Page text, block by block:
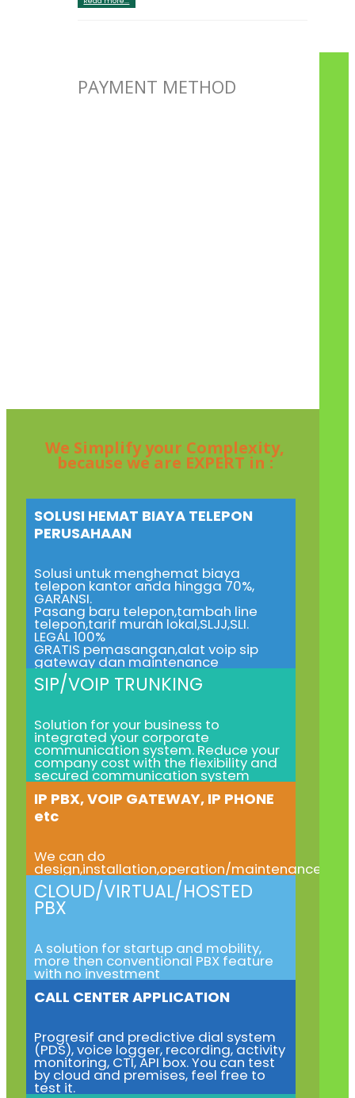
PAYMENT METHOD
We Simplify your Complexity,
because we are EXPERT in :
SOLUSI HEMAT BIAYA TELEPON
PERUSAHAAN
Solusi untuk menghemat biaya
telepon kantor anda hingga 70%,
GARANSI.
Pasang baru telepon,tambah line
telepon,tarif murah lokal,SLJJ,SLI.
LEGAL 100%
GRATIS pemasangan,alat voip sip
gateway dan maintenance
SIP/VOIP TRUNKING
Solution for your business to
integrated your corporate
communication system. Reduce your
company cost with the flexibility and
secured communication system
IP PBX, VOIP GATEWAY, IP PHONE
etc
We can do
design,installation,operation/maintenance
CLOUD/VIRTUAL/HOSTED
PBX
A solution for startup and mobility,
more then conventional PBX feature
with no investment
CALL CENTER APPLICATION
Progresif and predictive dial system
(PDS), voice logger, recording, activity
monitoring, CTI, API box. You can test
by cloud and premises, feel free to
test it.